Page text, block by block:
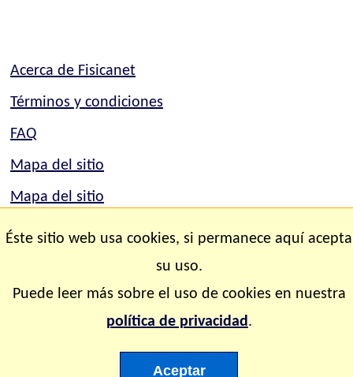
Acerca de Fisicanet
Términos y condiciones
FAQ
Mapa del sitio
Mapa del sitio
Contacto
Éste sitio web usa cookies, si permanece aquí acepta
su uso.
Puede leer más sobre el uso de cookies en nuestra
política de privacidad.